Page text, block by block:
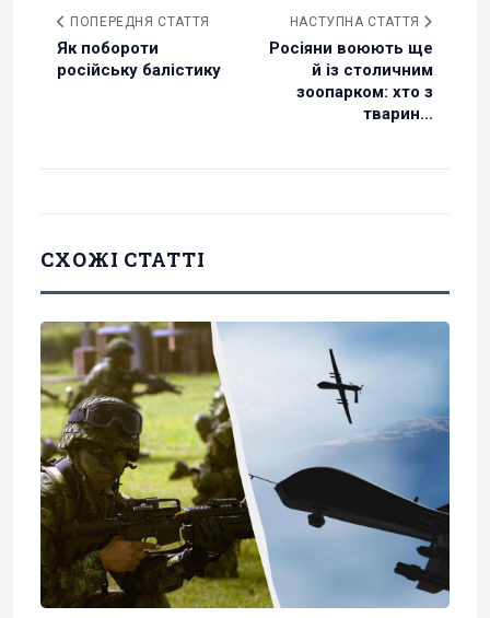
ПОПЕРЕДНЯ СТАТТЯ
Як побороти
російську балістику
НАСТУПНА СТАТТЯ
Росіяни воюють ще
й із столичним
зоопарком: хто з
тварин...
СХОЖІ СТАТТІ